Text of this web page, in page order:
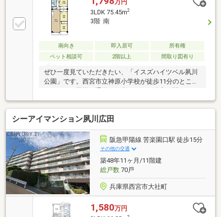
万円
3LDK 75.45m2
3階 南
南向き 即入居可
所有権
ペット相談可
2階以上 間取り図有り
ぜひ一度見ていただきたい、「イスズハイツベル夙川
公園」です。西宮市立神原小学校が徒歩11分のところ
とでお悩みを抱えているのであれば、地域に詳しい当
社スタ
シーアイマンション夙川広田
阪急甲陽線 苦楽園口駅 徒歩15分
その他の交通
築48年11ヶ月/11階建
総戸数70戸
兵庫県西宮市大社町
1,580万円